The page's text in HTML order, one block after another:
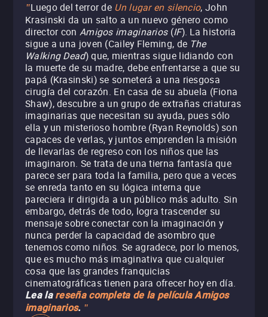
"Luego del terror de Un lugar en silencio, John
Krasinski da un salto a un nuevo género como
director con Amigos imaginarios(IF). La historia
sigue a una joven (Cailey Fleming, de The
Walking Dead) que, mientras sigue lidiando con
la muerte de su madre, debe enfrentarse a que su
papá (Krasinski) se someterá a una riesgosa
cirugía del corazón. En casa de su abuela (Fiona
Shaw), descubre a un grupo de extrañas criaturas
imaginarias que necesitan su ayuda, pues sólo
ella y un misterioso hombre (Ryan Reynolds) son
capaces de verlas, y juntos emprenden la misión
de llevarlas de regreso con los niños que las
imaginaron. Se trata de una tierna fantasía que
parece ser para toda la familia, pero que a veces
se enreda tanto en su lógica interna que
pareciera ir dirigida a un público más adulto. Sin
embargo, detrás de todo, logra trascender su
mensaje sobre conectar con la imaginación y
nunca perder la capacidad de asombro que
tenemos como niños. Se agradece, por lo menos,
que es mucho más imaginativa que cualquier
cosa que las grandes franquicias
cinematográficas tienen para ofrecer hoy en día.
Lea la reseña completa de la película Amigos
imaginarios. "